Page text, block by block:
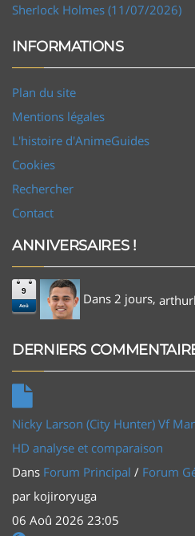
Sherlock Holmes (11/07/2026)
INFORMATIONS
Plan du site
Mentions légales
L'histoire d'AnimeGuides
Cookies
Rechercher
Contact
ANNIVERSAIRES !
9
Aoû Dans 2 jours,
DERNIERS
Nicky Larson (City Hunter) Vf
HD analyse et comparaison
Dans Forum Principal / Forum
par kojiroryuga
06 Aoû 2026 23:05